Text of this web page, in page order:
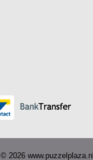
© 2026 www.puzzelplaza.nl